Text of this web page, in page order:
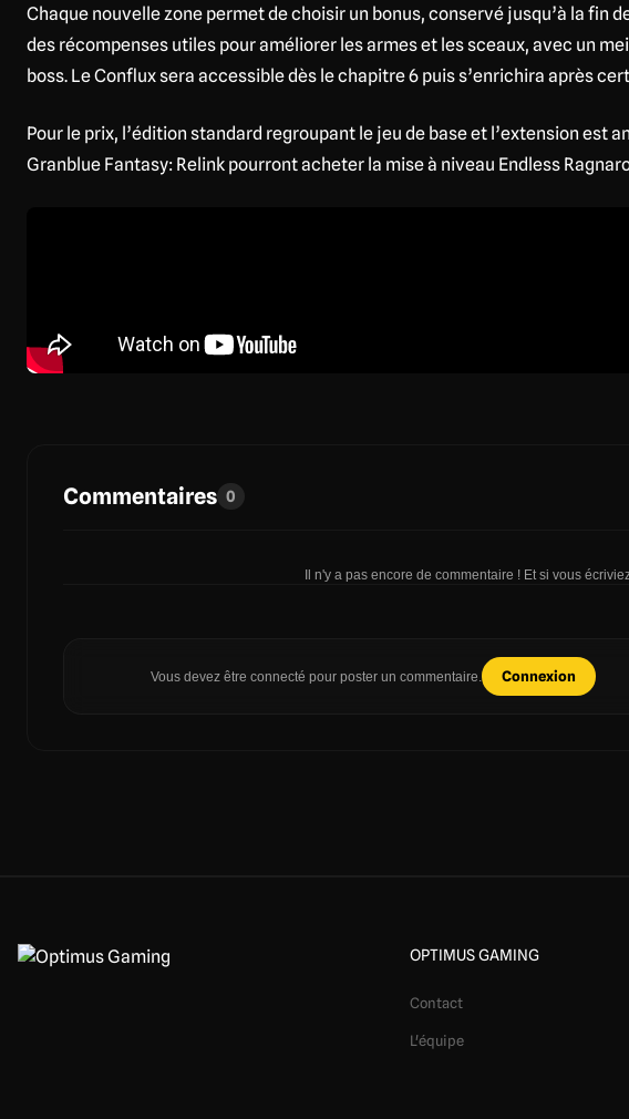
Chaque nouvelle zone permet de choisir un bonus, conservé jusqu’à la fin
des récompenses utiles pour améliorer les armes et les sceaux, avec un
boss. Le Conflux sera accessible dès le chapitre 6 puis s’enrichira après
Pour le prix, l’édition standard regroupant le jeu de base et l’extension est
Granblue Fantasy: Relink pourront acheter la mise à niveau Endless
Commentaires 0
Il n'y a pas encore de commentaire ! Et si vous
Vous devez être connecté pour poster un commentaire. Connexion
OPTIMUS GAMING
Contact
L'équipe